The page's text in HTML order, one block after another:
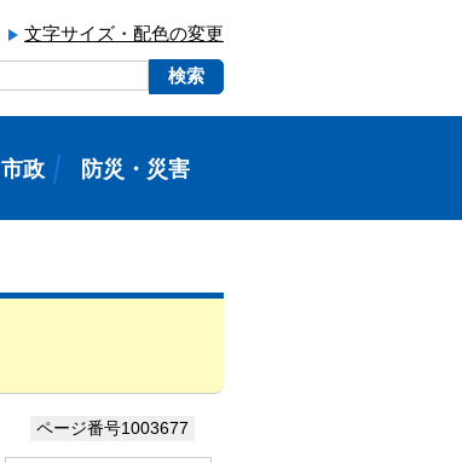
文字サイズ・配色の変更
市政 防災・災害
ページ番号1003677